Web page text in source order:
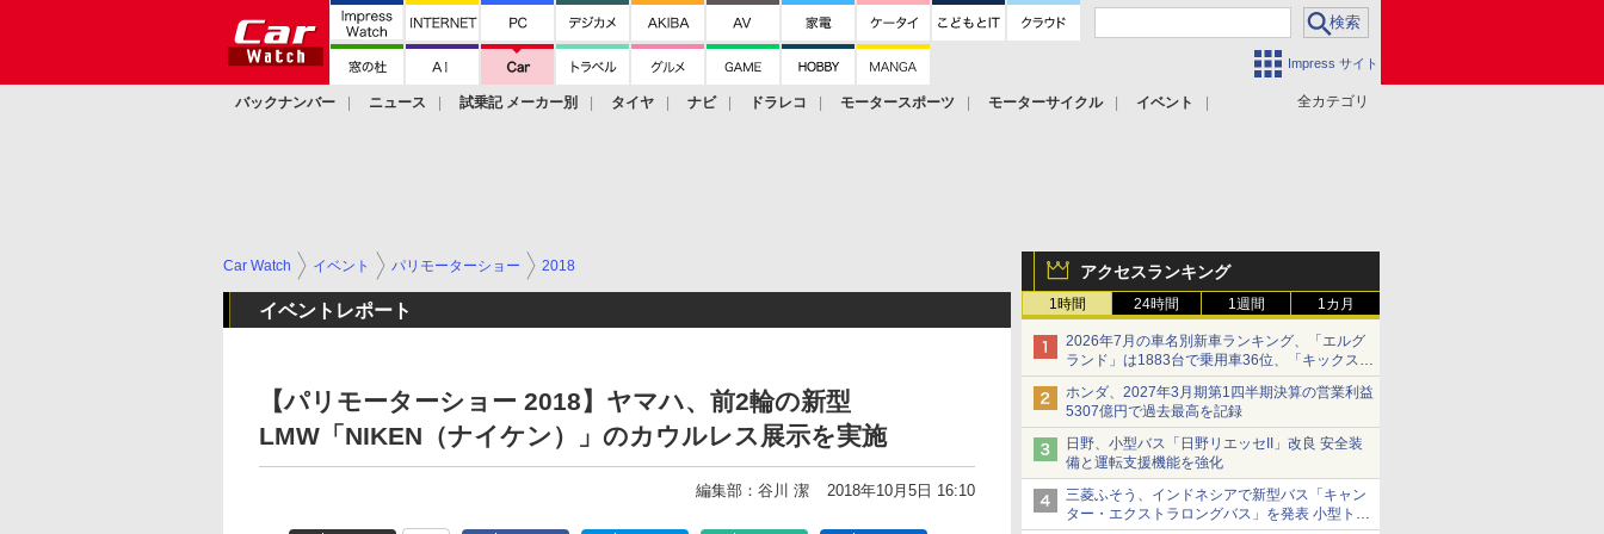
Impress サイト
全カテゴリ
バックナンバー ニュース 試乗記 メーカー別 タイヤ ナビ ドラレコ モータースポーツ モーターサイクル
イベント
アクセスランキング
1時間 24時間 1週間 1カ月
2026年7月の車名別新車ランキング、「エルグ
ランド」は1883台で乗用車36位、「キックス」
は2591台で27位に
ホンダ、2027年3月期第1四半期決算の営業利益
5307億円で過去最高を記録
日野、小型バス「日野リエッセII」改良 安全装
備と運転支援機能を強化
三菱ふそう、インドネシアで新型バス「キャン
ター・エクストラロングバス」を発表 小型トラ
Car Watch イベント パリモーターショー 2018
イベントレポート
【パリモーターショー 2018】ヤマハ、前2輪の新型
LMW「NIKEN（ナイケン）」のカウルレス展示を実施
編集部：谷川 潔 2018年10月5日 16:10